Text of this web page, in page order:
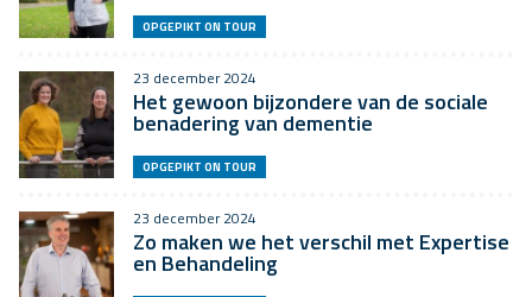
OPGEPIKT ON TOUR
23 december 2024
Het gewoon bijzondere van de sociale
benadering van dementie
OPGEPIKT ON TOUR
23 december 2024
Zo maken we het verschil met Expertise
en Behandeling